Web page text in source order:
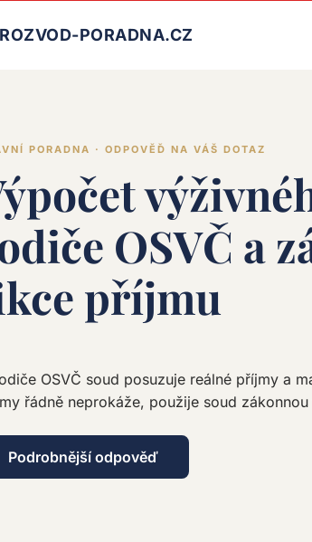
ROZVOD-PORADNA.CZ
PORADNA · ODPOVĚĎ NA VÁŠ DOTAZ
OSVČ a
příjmu
OSVČ soud posuzuje reálné příjmy a
řádně neprokáže, použije soud
Podrobnější odpověď